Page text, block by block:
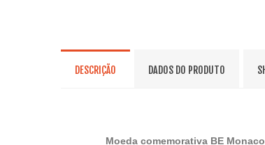
DESCRIÇÃO DADOS DO PRODUTO
Moeda comemorativa BE